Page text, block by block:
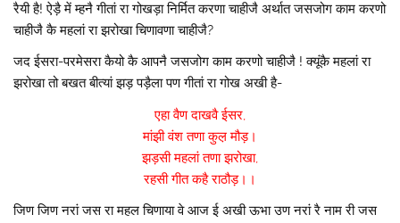
रैयी है! ऐड़ै में म्हनै गीतां रा गोखड़ा निर्मित करणा चाहीजै अर्थात जसजोग काम करणो
चाहीजै कै महलां रा झरोखा चिणावणा चाहीजै?
जद ईसरा-परमेसरा कैयो कै आपनै जसजोग काम करणो चाहीजै ! क्यूंकै महलां रा
झरोखा तो बखत बीत्यां झड़ पड़ैला पण गीतां रा गोख अखी है-
एहा वैण दाखवै ईसर,
मांझी वंश तणा कुल़ मौड़।
झड़सी महलां तणा झरोखा,
रहसी गीत कहै राठौड़।।
जिण जिण नरां जस रा महल चिणाया वे आज ई अखी ऊभा उण नरां रै नाम री जस